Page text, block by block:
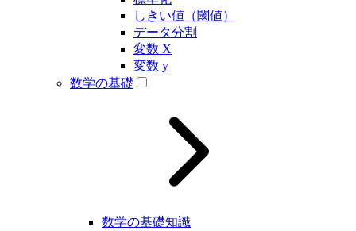
しきい値（閾値）
データ分割
変数 X
変数 y
数学の基礎
数学の基礎知識